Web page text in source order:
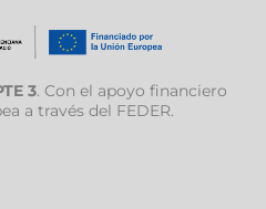
3. Con el apoyo financiero
a través del FEDER.